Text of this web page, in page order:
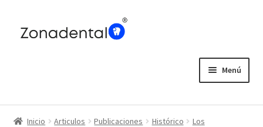
Menú
Inicio Articulos Publicaciones Histórico
Los